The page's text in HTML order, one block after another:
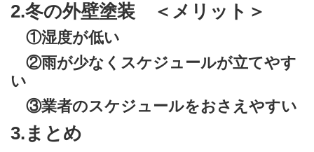
2.冬の外壁塗装 ＜メリット＞
①湿度が低い
②雨が少なくスケジュールが立てやす
い
③業者のスケジュールをおさえやすい
3.まとめ